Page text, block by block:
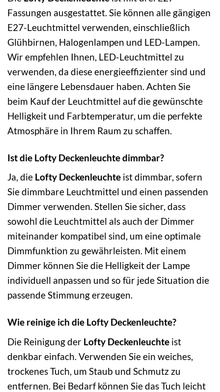
Fassungen ausgestattet. Sie können alle gängigen
E27-Leuchtmittel verwenden, einschließlich
Glühbirnen, Halogenlampen und LED-Lampen.
Wir empfehlen Ihnen, LED-Leuchtmittel zu
verwenden, da diese energieeffizienter sind und
eine längere Lebensdauer haben. Achten Sie
beim Kauf der Leuchtmittel auf die gewünschte
Helligkeit und Farbtemperatur, um die perfekte
Atmosphäre in Ihrem Raum zu schaffen.
Ist die Lofty Deckenleuchte dimmbar?
Ja, die Lofty Deckenleuchte ist dimmbar, sofern
Sie dimmbare Leuchtmittel und einen passenden
Dimmer verwenden. Stellen Sie sicher, dass
sowohl die Leuchtmittel als auch der Dimmer
miteinander kompatibel sind, um eine optimale
Dimmfunktion zu gewährleisten. Mit einem
Dimmer können Sie die Helligkeit der Lampe
individuell anpassen und so für jede Situation die
passende Stimmung erzeugen.
Wie reinige ich die Lofty Deckenleuchte?
Die Reinigung der Lofty Deckenleuchte ist
denkbar einfach. Verwenden Sie ein weiches,
trockenes Tuch, um Staub und Schmutz zu
entfernen. Bei Bedarf können Sie das Tuch leicht